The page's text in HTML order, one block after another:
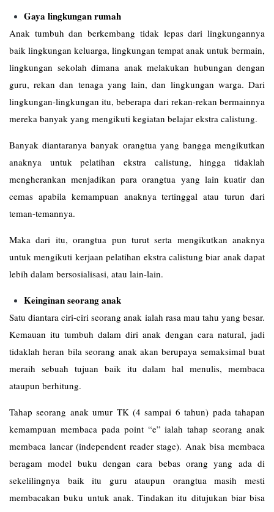
Gaya lingkungan rumah
Anak tumbuh dan berkembang tidak lepas dari lingkungannya
baik lingkungan keluarga, lingkungan tempat anak untuk bermain,
lingkungan sekolah dimana anak melakukan hubungan dengan
guru, rekan dan tenaga yang lain, dan lingkungan warga. Dari
lingkungan-lingkungan itu, beberapa dari rekan-rekan bermainnya
mereka banyak yang mengikuti kegiatan belajar ekstra calistung.
Banyak diantaranya banyak orangtua yang bangga mengikutkan
anaknya untuk pelatihan ekstra calistung, hingga tidaklah
mengherankan menjadikan para orangtua yang lain kuatir dan
cemas apabila kemampuan anaknya tertinggal atau turun dari
teman-temannya.
Maka dari itu, orangtua pun turut serta mengikutkan anaknya
untuk mengikuti kerjaan pelatihan ekstra calistung biar anak dapat
lebih dalam bersosialisasi, atau lain-lain.
Keinginan seorang anak
Satu diantara ciri-ciri seorang anak ialah rasa mau tahu yang besar.
Kemauan itu tumbuh dalam diri anak dengan cara natural, jadi
tidaklah heran bila seorang anak akan berupaya semaksimal buat
meraih sebuah tujuan baik itu dalam hal menulis, membaca
ataupun berhitung.
Tahap seorang anak umur TK (4 sampai 6 tahun) pada tahapan
kemampuan membaca pada point “e” ialah tahap seorang anak
membaca lancar (independent reader stage). Anak bisa membaca
beragam model buku dengan cara bebas orang yang ada di
sekelilingnya baik itu guru ataupun orangtua masih mesti
membacakan buku untuk anak. Tindakan itu ditujukan biar bisa